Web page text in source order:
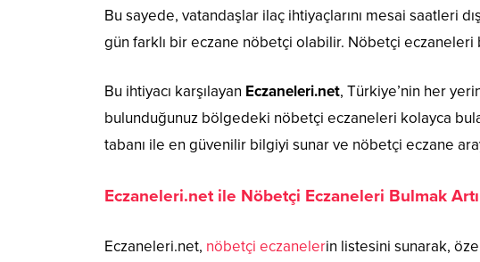
Bu sayede, vatandaşlar ilaç ihtiyaçlarını mesai saatleri
gün farklı bir eczane nöbetçi olabilir. Nöbetçi
Bu ihtiyacı karşılayan Eczaneleri.net, Türkiye’nin her
bulunduğunuz bölgedeki nöbetçi eczaneleri kolayca
tabanı ile en güvenilir bilgiyi sunar ve nöbetçi eczane
Eczaneleri.net ile Nöbetçi Eczaneleri Bulmak
Eczaneleri.net, nöbetçi eczanelerin listesini sunarak,